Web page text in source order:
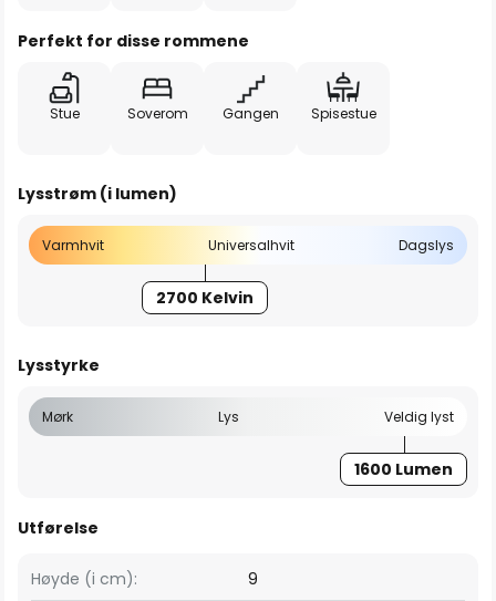
Perfekt for disse rommene
Stue Soverom Gangen Spisestue
Lysstrøm (i lumen)
Varmhvit Universalhvit Dagslys
2700 Kelvin
Lysstyrke
Mørk Lys Veldig lyst
1600 Lumen
Utførelse
Høyde (i cm): 9